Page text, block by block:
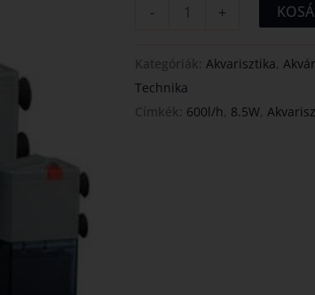
-
mennyiség
+
Kategóriák:Akvarisztika,
Technika
Címkék: 600l/h, 8.5W,